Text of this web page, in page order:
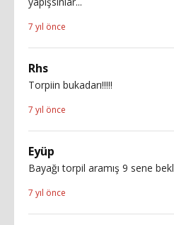
7 yıl önce
Rhs
Torpiin bukadarı!!!!!
7 yıl önce
Eyüp
Bayağı torpil aramış 9 sene
7 yıl önce